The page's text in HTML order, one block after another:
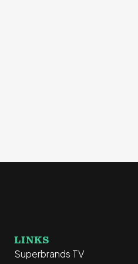
LINKS
Superbrands TV